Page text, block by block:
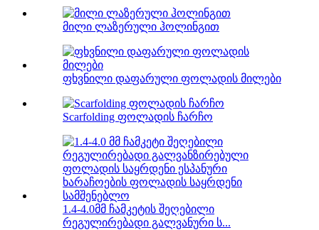
მილი ლაზერული ჰოლინგით
ფხვნილი დაფარული ფოლადის მილები
Scarfolding ფოლადის ჩარჩო
1.4-4.0მმ ჩამკეტის შეღებილი
რეგულირებადი გალვანური ს...